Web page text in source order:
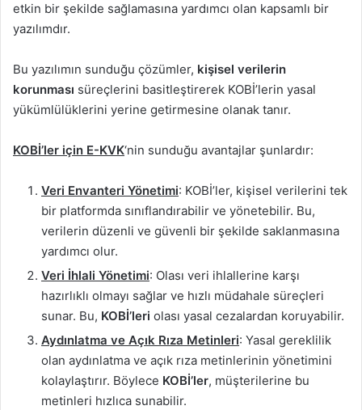
etkin bir şekilde sağlamasına yardımcı olan kapsamlı bir
yazılımdır.
Bu yazılımın sunduğu çözümler, kişisel verilerin
korunması süreçlerini basitleştirerek KOBİ’lerin yasal
yükümlülüklerini yerine getirmesine olanak tanır.
KOBİ’ler için E-KVK‘nin sunduğu avantajlar şunlardır:
Veri Envanteri Yönetimi: KOBİ’ler, kişisel verilerini tek
bir platformda sınıflandırabilir ve yönetebilir. Bu,
verilerin düzenli ve güvenli bir şekilde saklanmasına
yardımcı olur.
Veri İhlali Yönetimi: Olası veri ihlallerine karşı
hazırlıklı olmayı sağlar ve hızlı müdahale süreçleri
sunar. Bu, KOBİ’leri olası yasal cezalardan koruyabilir.
Aydınlatma ve Açık Rıza Metinleri: Yasal gereklilik
olan aydınlatma ve açık rıza metinlerinin yönetimini
kolaylaştırır. Böylece KOBİ’ler, müşterilerine bu
metinleri hızlıca sunabilir.